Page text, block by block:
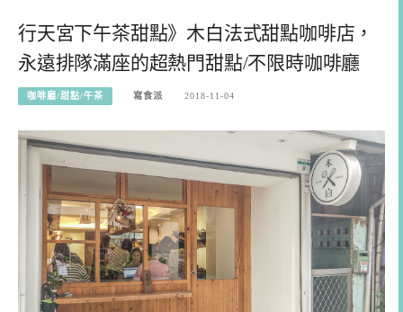
行天宮下午茶甜點》木白法式甜點咖啡店，
永遠排隊滿座的超熱門甜點/不限時咖啡廳
咖啡廳/甜點/午茶 寫食派 2018-11-04